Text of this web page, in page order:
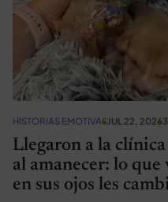
HISTORIAS EMOTIVASJUL 22, 2026
Llegaron a la
al amanecer: lo
en sus ojos les